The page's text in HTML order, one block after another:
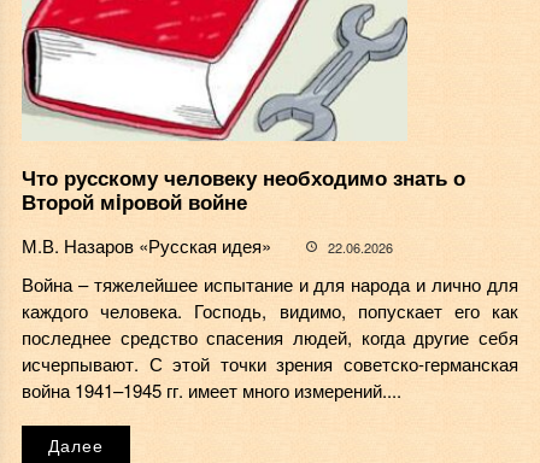
Что русскому человеку необходимо знать о
Второй мiровой войне
М.В. Назаров «Русская идея» 22.06.2026
Война – тяжелейшее испытание и для народа и лично для
каждого человека. Господь, видимо, попускает его как
последнее средство спасения людей, когда другие себя
исчерпывают. С этой точки зрения советско-германская
война 1941–1945 гг. имеет много измерений....
Далее